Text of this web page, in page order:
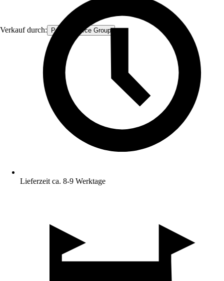
Verkauf durch: Procommerce Group
Lieferzeit ca. 8-9 Werktage